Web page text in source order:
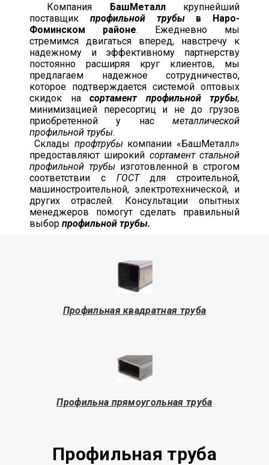
Компания БашМеталлкрупнейший
поставщик профильной трубыв Наро-
Фоминском районе. Ежедневно мы
стремимся двигаться вперед, навстречу к
надежному и эффективному партнерству
постоянно расширяя круг клиентов, мы
предлагаем надежное сотрудничество,
которое подтверждается системой оптовых
скидок на сортамент профильной трубы,
минимизацией пересортиц и не до грузов
приобретенной у нас металлической
профильной трубы.
Склады профтрубыкомпании «БашМеталл»
предоставляют широкий сортамент стальной
профильной трубыизготовленной в строгом
соответствии с ГОСТдля строительной,
машиностроительной, электротехнической, и
других отраслей. Консультации опытных
менеджеров помогут сделать правильный
выбор профильной трубы.
Профильная квадратная труба
Профильна прямоугольная труба
Профильная труба